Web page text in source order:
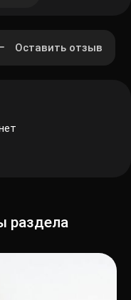
Оставить отзыв
раздела